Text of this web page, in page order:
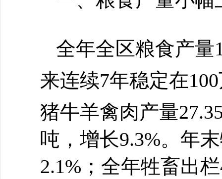
全年全区粮食产量
来连续7年稳定在
猪牛羊禽肉产量
吨，增长9.3%。年
2.1%；全年牲畜出栏